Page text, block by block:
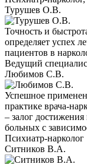
Турушев О.В.
Точность и
определяет успех
пациентов в
Ведущий
Любимов С.В.
Успешное
практике врача-
– залог
больных с
Психиатр-нарколог
Ситников В.А.